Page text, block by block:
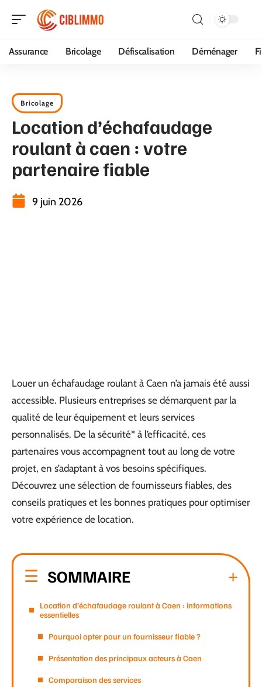
Assurance Bricolage Défiscalisation Déménager
Bricolage
Location d’échafaudage
roulant à caen : votre
partenaire fiable
9 juin 2026
Louer un échafaudage roulant à Caen n’a jamais été aussi
accessible. Plusieurs entreprises se démarquent par la
qualité de leur équipement et leurs services
personnalisés. De la sécurité* à l’efficacité, ces
partenaires vous accompagnent tout au long de votre
projet, en s’adaptant à vos besoins spécifiques.
Découvrez une sélection de fournisseurs fiables, des
conseils pratiques et les bonnes pratiques pour optimiser
votre expérience de location.
SOMMAIRE
Location d’échafaudage roulant à Caen : informations
essentielles
Pourquoi opter pour un fournisseur fiable ?
Présentation des principaux acteurs à Caen
Comparaison des services